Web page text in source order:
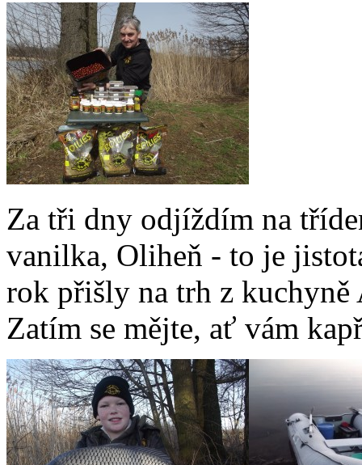
Za tři dny odjíždím na
vanilka, Oliheň - to je
rok přišly na trh z kuchyně
Zatím se mějte, ať vám